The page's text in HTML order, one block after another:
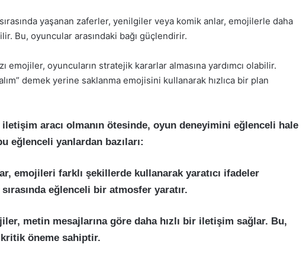
yaşanan zaferler, yenilgiler veya komik anlar, emojilerle daha
Bu, oyuncular arasındaki bağı güçlendirir.
emojiler, oyuncuların stratejik kararlar almasına yardımcı olabilir.
demek yerine saklanma emojisini kullanarak hızlıca bir plan
aracı olmanın ötesinde, oyun deneyimini eğlenceli hale
eğlenceli yanlardan bazıları:
emojileri farklı şekillerde kullanarak yaratıcı ifadeler
eğlenceli bir atmosfer yaratır.
metin mesajlarına göre daha hızlı bir iletişim sağlar. Bu,
öneme sahiptir.